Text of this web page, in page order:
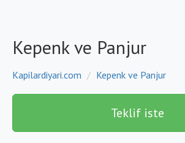
Kepenk ve Panjur
Kapilardiyari.com Kepenk ve Panjur
Teklif iste